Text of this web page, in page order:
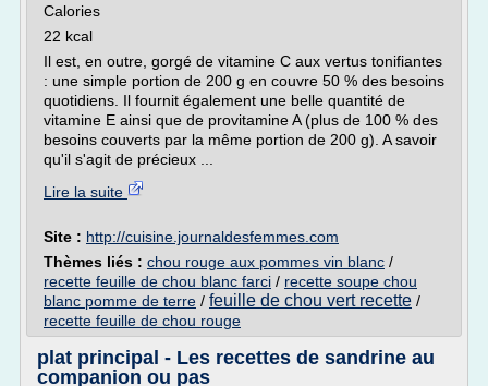
Calories
22 kcal
Il est, en outre, gorgé de vitamine C aux vertus tonifiantes
: une simple portion de 200 g en couvre 50 % des besoins
quotidiens. Il fournit également une belle quantité de
vitamine E ainsi que de provitamine A (plus de 100 % des
besoins couverts par la même portion de 200 g). A savoir
qu'il s'agit de précieux ...
Lire la suite
Site : http://cuisine.journaldesfemmes.com
Thèmes liés : chou rouge aux pommes vin blanc /
recette feuille de chou blanc farci / recette soupe chou
blanc pomme de terre / feuille de chou vert recette /
recette feuille de chou rouge
plat principal - Les recettes de sandrine au
companion ou pas